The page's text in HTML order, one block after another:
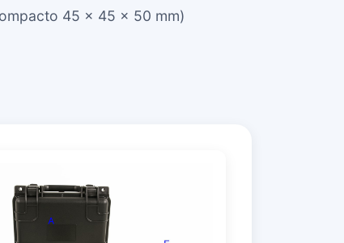
45 × 45 × 50 mm)